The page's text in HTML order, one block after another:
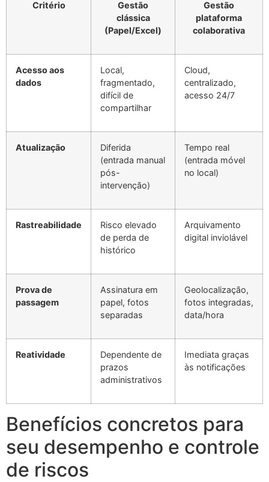
Critério
Gestão
clássica
(Papel/Excel)
Gestão
plataforma
colaborativa
Acesso aos
dados
Local,
fragmentado,
difícil de
compartilhar
Cloud,
centralizado,
acesso 24/7
Atualização
Diferida
(entrada manual
pós-
intervenção)
Tempo real
(entrada móvel
no local)
Rastreabilidade
Risco elevado
de perda de
histórico
Arquivamento
digital inviolável
Prova de
passagem
Assinatura em
papel, fotos
separadas
Geolocalização,
fotos integradas,
data/hora
Reatividade
Dependente de
prazos
administrativos
Imediata graças
às notificações
Benefícios concretos para
seu desempenho e controle
de riscos